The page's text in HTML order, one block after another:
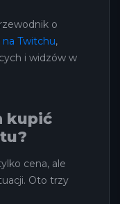
o
Twitchu,
i widzów w
kupić
cena, ale
Oto trzy